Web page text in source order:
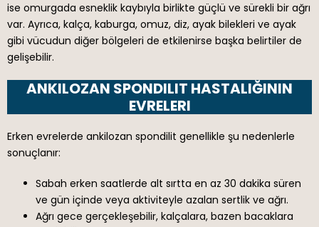
ise omurgada esneklik kaybıyla birlikte güçlü ve sürekli bir ağrı
var. Ayrıca, kalça, kaburga, omuz, diz, ayak bilekleri ve ayak
gibi vücudun diğer bölgeleri de etkilenirse başka belirtiler de
gelişebilir.
ANKILOZAN SPONDILIT HASTALIĞININ
EVRELERI
Erken evrelerde ankilozan spondilit genellikle şu nedenlerle
sonuçlanır:
Sabah erken saatlerde alt sırtta en az 30 dakika süren
ve gün içinde veya aktiviteyle azalan sertlik ve ağrı.
Ağrı gece gerçekleşebilir, kalçalara, bazen bacaklara